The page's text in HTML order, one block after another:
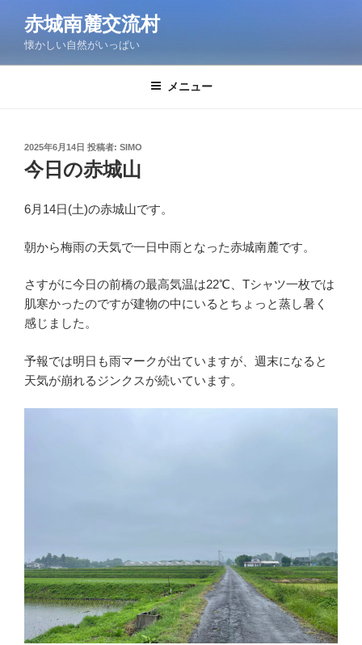
ン
赤城南麓交流村
懐かしい自然がいっぱい
メニュー
投
稿
日:
2025年6月14日 投稿者: SIMO
今日の赤城山
6月14日(土)の赤城山です。
朝から梅雨の天気で一日中雨となった赤城南麓です。
さすがに今日の前橋の最高気温は22℃、Tシャツ一枚では
肌寒かったのですが建物の中にいるとちょっと蒸し暑く
感じました。
予報では明日も雨マークが出ていますが、週末になると
天気が崩れるジンクスが続いています。